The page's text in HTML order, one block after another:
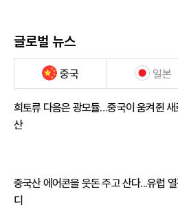
글로벌 뉴스
중국 일본
희토류 다음은 광모듈…중국이 움켜쥔 새
산
중국산 에어콘을 웃돈 주고 산다...유럽 열
디